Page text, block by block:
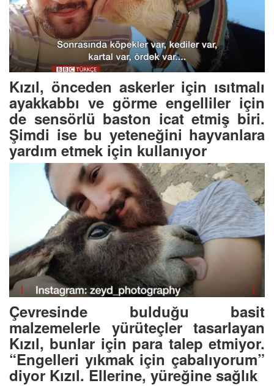
Kızıl, önceden askerler için ısıtmalı
ayakkabbı ve görme engelliler için
de sensörlü baston icat etmiş biri.
Şimdi ise bu yeteneğini hayvanlara
yardım etmek için kullanıyor
Çevresinde bulduğu basit
malzemelerle yürüteçler tasarlayan
Kızıl, bunlar için para talep etmiyor.
“Engelleri yıkmak için çabalıyorum”
diyor Kızıl. Ellerine, yüreğine sağlık